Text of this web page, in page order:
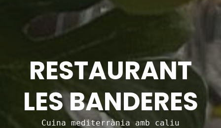
RESTAURANT
LES BANDERES
Cuina mediterrània amb caliu